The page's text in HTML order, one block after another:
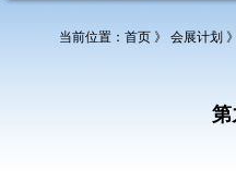
当前位置： 首页 》 会展计划
第